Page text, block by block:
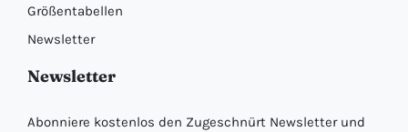
Größentabellen
Newsletter
Newsletter
Abonniere kostenlos den Zugeschnürt Newsletter und